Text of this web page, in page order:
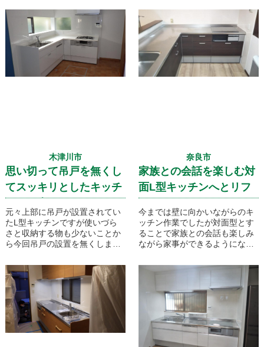
ス水栓をお選びいただきまし
た！
除要らずのレンジフードに大容
量の食洗器、吊戸下の収納ラッ
クなど、いろんな所にこだわり
を入れてみました！
木津川市
思い切って吊戸を無くし
てスッキリとしたキッチ
元々上部に吊戸が設置されてい
たL型キッチンですが使いづら
さと収納する物も少ないことか
ら今回吊戸の設置を無くしまし
常にスッキリと開放感あるキッ
チンに仕上がりました！
奈良市
家族との会話を楽しむ対
面L型キッチンへとリフ
今までは壁に向かいながらのキ
ッチン作業でしたが対面型とす
ることで家族との会話も楽しみ
ながら家事ができるようになり
もアップし、レンジフードは１
０年間内部のお掃除が不要とい
う最新型レンジフードです！